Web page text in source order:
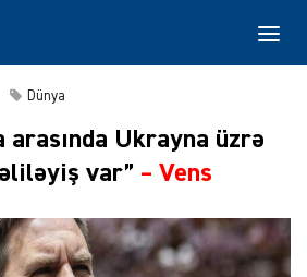
Dünya
arasında Ukrayna üzrə
var” – Vens